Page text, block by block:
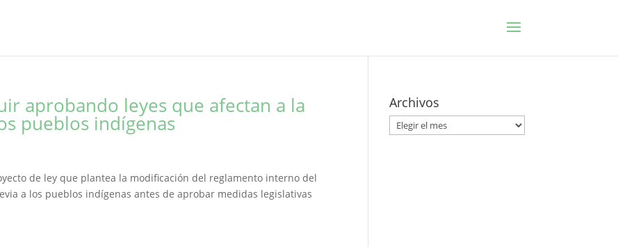
aprobando leyes que afectan a la
pueblos indígenas
de ley que plantea la modificación del reglamento interno del
a los pueblos indígenas antes de aprobar medidas legislativas
Archivos
Archivos